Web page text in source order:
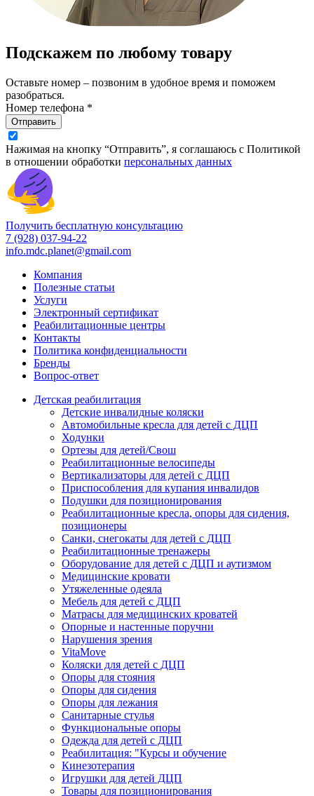
Подскажем по любому товару
Оставьте номер – позвоним в удобное время и поможем
разобраться.
Номер телефона *
Отправить
Нажимая на кнопку “Отправить”, я соглашаюсь с Политикой
в отношении обработки персональных данных
Получить бесплатную консультацию
7 (928) 037-94-22
info.mdc.planet@gmail.com
Компания
Полезные статьи
Услуги
Электронный сертификат
Реабилитационные центры
Контакты
Политика конфиденциальности
Бренды
Вопрос-ответ
Детская реабилитация
Детские инвалидные коляски
Автомобильные кресла для детей с ДЦП
Ходунки
Ортезы для детей/Свош
Реабилитационные велосипеды
Вертикализаторы для детей с ДЦП
Приспособления для купания инвалидов
Подушки для позиционирования
Реабилитационные кресла, опоры для сидения,
позиционеры
Санки, снегокаты для детей с ДЦП
Реабилитационные тренажеры
Оборудование для детей с ДЦП и аутизмом
Медицинские кровати
Утяжеленные одеяла
Мебель для детей с ДЦП
Матрасы для медицинских кроватей
Опорные и настенные поручни
Нарушения зрения
VitaMove
Коляски для детей с ДЦП
Опоры для стояния
Опоры для сидения
Опоры для лежания
Санитарные стулья
Функциональные опоры
Одежда для детей с ДЦП
Реабилитация: "Курсы и обучение
Кинезотерапия
Игрушки для детей ДЦП
Товары для позиционирования